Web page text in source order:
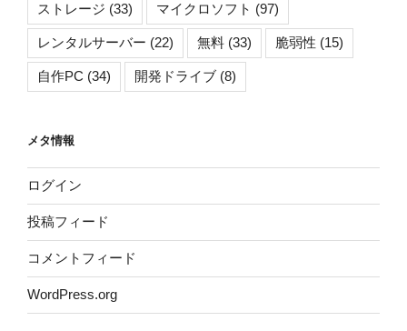
ストレージ (33) マイクロソフト (97)
レンタルサーバー (22) 無料 (33) 脆弱性 (15)
自作PC (34) 開発ドライブ (8)
メタ情報
ログイン
投稿フィード
コメントフィード
WordPress.org